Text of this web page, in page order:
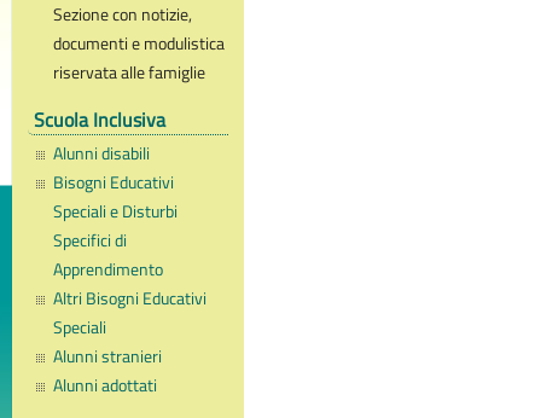
Sezione con notizie,
documenti e modulistica
riservata alle famiglie
Scuola Inclusiva
Alunni disabili
Bisogni Educativi
Speciali e Disturbi
Specifici di
Apprendimento
Altri Bisogni Educativi
Speciali
Alunni stranieri
Alunni adottati